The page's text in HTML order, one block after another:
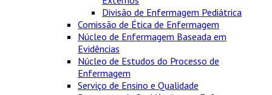
Divisão de Enfermagem Pediátrica
Comissão de Ética de Enfermagem
Núcleo de Enfermagem Baseada em
Evidências
Núcleo de Estudos do Processo de
Enfermagem
Serviço de Ensino e Qualidade